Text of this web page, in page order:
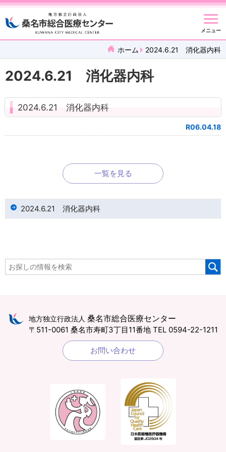
メニュー
ホーム 2024.6.21 消化器内科
2024.6.21 消化器内科
2024.6.21 消化器内科
R06.04.18
一覧を見る
2024.6.21 消化器内科
地方独立行政法人 桑名市総合医療センター
〒511-0061 桑名市寿町3丁目11番地 TEL 0594-22-1211
お問い合わせ